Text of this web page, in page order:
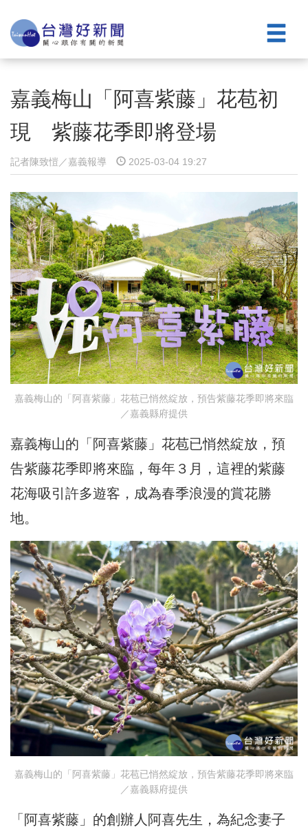
嘉義梅山「阿喜紫藤」花苞初
現 紫藤花季即將登場
記者陳致愷／嘉義報導 2025-03-04 19:27
嘉義梅山的「阿喜紫藤」花苞已悄然綻放，預告紫藤花季即將來臨
／嘉義縣府提供
嘉義梅山的「阿喜紫藤」花苞已悄然綻放，預
告紫藤花季即將來臨，每年３月，這裡的紫藤
花海吸引許多遊客，成為春季浪漫的賞花勝
地。
嘉義梅山的「阿喜紫藤」花苞已悄然綻放，預告紫藤花季即將來臨
／嘉義縣府提供
「阿喜紫藤」的創辦人阿喜先生，為紀念妻子